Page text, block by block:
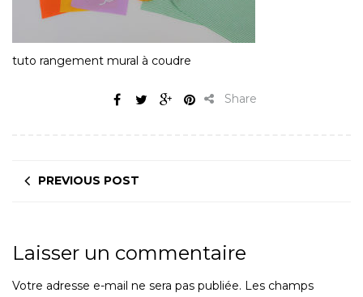
tuto rangement mural à coudre
Share
PREVIOUS POST
Laisser un commentaire
Votre adresse e-mail ne sera pas publiée. Les champs